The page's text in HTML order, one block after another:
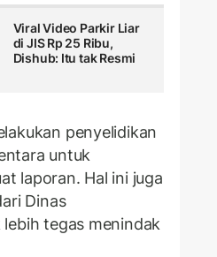
Viral Video Parkir Liar
di JIS Rp 25 Ribu,
Dishub: Itu tak Resmi
penyelidikan
untuk
laporan. Hal ini juga
Dinas
tegas menindak